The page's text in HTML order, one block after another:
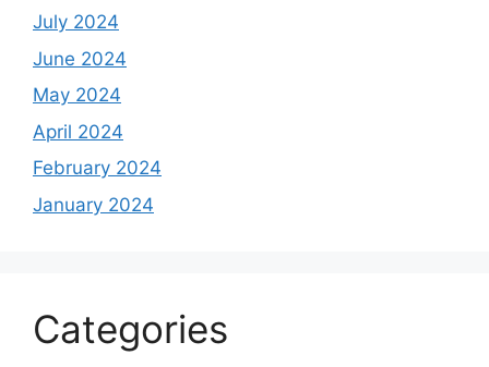
July 2024
June 2024
May 2024
April 2024
February 2024
January 2024
Categories